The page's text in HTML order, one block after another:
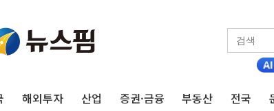
해외투자 산업 증권·금융 부동산 전국
이번주 국내 주요 금융일정(8.10~8.14)